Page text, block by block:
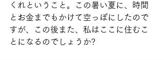
くれということ。この暑い夏に、時間
とお金までもかけて空っぽにしたので
すが、この後また、私はここに住むこ
とになるのでしょうか?